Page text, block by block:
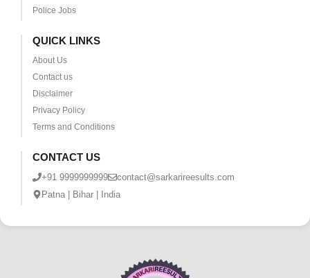
Police Jobs
QUICK LINKS
About Us
Contact us
Disclaimer
Privacy Policy
Terms and Conditions
CONTACT US
+91 9999999999
contact@sarkarireesults.com
Patna | Bihar | India